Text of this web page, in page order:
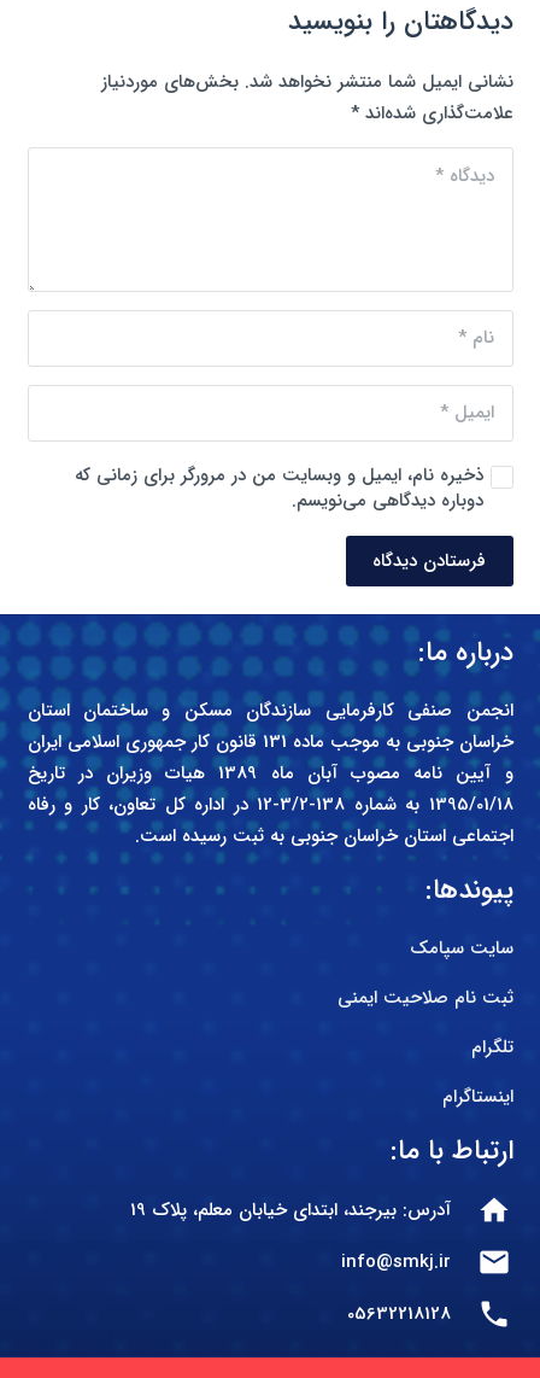
دیدگاهتان را بنویسید
نشانی ایمیل شما منتشر نخواهد شد. بخش‌های موردنیاز
علامت‌گذاری شده‌اند*
ذخیره نام، ایمیل و وبسایت من در مرورگر برای زمانی که
دوباره دیدگاهی می‌نویسم.
فرستادن دیدگاه
درباره ما:
انجمن صنفی کارفرمایی سازندگان مسکن و ساختمان استان
خراسان جنوبی به موجب ماده 131 قانون کار جمهوری اسلامی ایران
و آیین نامه مصوب آبان ماه 1389 هیات وزیران در تاریخ
1395/01/18 به شماره 138-3/2-12 در اداره کل تعاون، کار و رفاه
اجتماعی استان خراسان جنوبی به ثبت رسیده است.
پیوندها:
سایت سپامک
ثبت نام صلاحیت ایمنی
تلگرام
اینستاگرام
ارتباط با ما:
home آدرس: بیرجند، ابتدای خیابان معلم، پلاک 19
mail
info@smkj.ir
phone
05632218128